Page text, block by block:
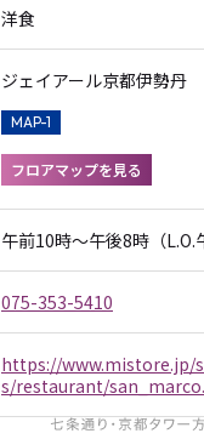
洋食
ジェイアール京都伊勢丹
MAP-1
フロアマップを見る
午前10時～午後8時（L.O.
075-353-5410
https://
s/restaurant/